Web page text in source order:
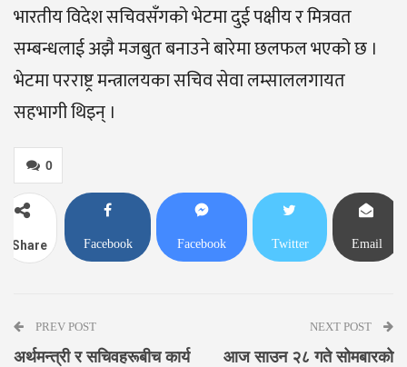
भारतीय विदेश सचिवसँगको भेटमा दुई पक्षीय र मित्रवत
सम्बन्धलाई अझै मजबुत बनाउने बारेमा छलफल भएको छ ।
भेटमा परराष्ट्र मन्त्रालयका सचिव सेवा लम्साललगायत
सहभागी थिइन् ।
0
Share Facebook Facebook Twitter Email
PREV POST
अर्थमन्त्री र सचिवहरूबीच कार्य
NEXT POST
आज साउन २८ गते सोमबारको